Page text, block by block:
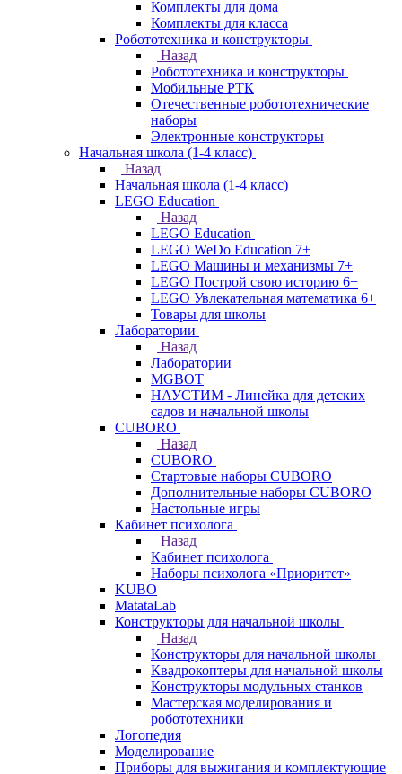
Комплекты для дома
Комплекты для класса
Робототехника и конструкторы
Назад
Робототехника и конструкторы
Мобильные РТК
Отечественные робототехнические
наборы
Электронные конструкторы
Начальная школа (1-4 класс)
Назад
Начальная школа (1-4 класс)
LEGO Education
Назад
LEGO Education
LEGO WeDo Education 7+
LEGO Машины и механизмы 7+
LEGO Построй свою историю 6+
LEGO Увлекательная математика 6+
Товары для школы
Лаборатории
Назад
Лаборатории
MGBOT
НАУСТИМ - Линейка для детских
садов и начальной школы
CUBORO
Назад
CUBORO
Стартовые наборы CUBORO
Дополнительные наборы CUBORO
Настольные игры
Кабинет психолога
Назад
Кабинет психолога
Наборы психолога «Приоритет»
KUBO
MatataLab
Конструкторы для начальной школы
Назад
Конструкторы для начальной школы
Квадрокоптеры для начальной школы
Конструкторы модульных станков
Мастерская моделирования и
робототехники
Логопедия
Моделирование
Приборы для выжигания и комплектующие